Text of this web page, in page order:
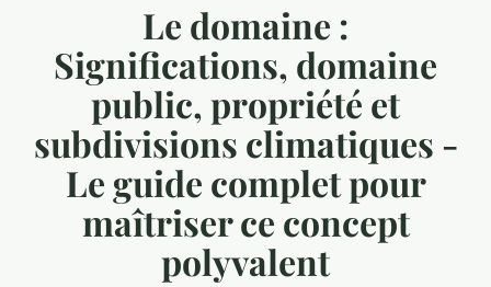
Le domaine :
Significations, domaine
public, propriété et
subdivisions climatiques -
Le guide complet pour
maîtriser ce concept
polyvalent